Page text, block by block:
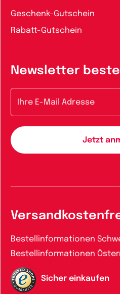
Geschenk-Gutschein
Rabatt-Gutschein
Newsletter
Bestellinformationen
Bestellinformationen
Sicher einkaufen